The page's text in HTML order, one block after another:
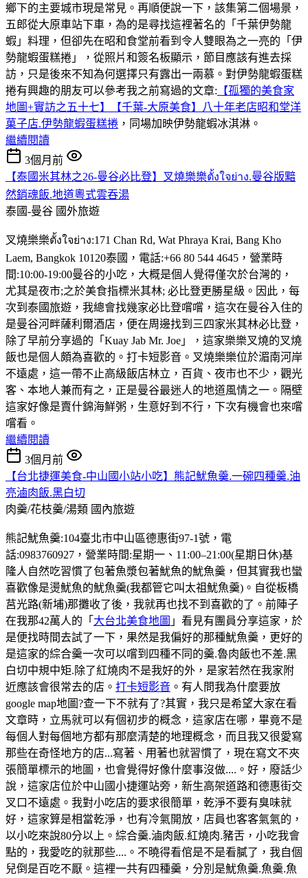
鄉下的主要城市現是常見。再順便說一下，該集第二個場景，
五郎從大原車站下車，為的是尋找這裡著名的「千葉伊勢龍
蝦」料理，但卻先在昭和食堂前看到令人雙眼為之一亮的「伊
勢龍蝦蛋糕捲」，從照片和簽名板顯示，節目應該有進去採
訪，只是後來不知為何選擇只有露出一兩慕。對伊勢龍蝦蛋糕
捲有興趣的朋友可以參考我之前寫過的文章: 【孤獨的美食家
地圖+實訪之五十七】【千葉-大原美食】八十年老店昭和堂洋
菓子店.伊勢龍蝦蛋糕捲 ，同場加映伊勢龍蝦冰淇淋。
繼續閱讀
3個月前
【泰國米其林之26-曼谷必比登】叉燒樂樂ตั้งใจย่าง.曼谷版黯
然銷魂飯.地道粵式雲吞湯
泰國-曼谷 國外旅遊
叉燒樂樂ตั้งใจย่าง:171 Chan Rd, Wat Phraya Krai, Bang Kho
Laem, Bangkok 10120泰國，電話:+66 80 544 4645，營業時
間:10:00-19:00曼谷的小吃，大概是個人覺得僅次於台灣的，
尤其是夜市;之於美食指標米其林; 必比登更勝星級。因此，每
次到泰國旅遊，我總會找幾家必比登嚐嚐，這次在曼谷入住的
是曼谷河畔薩利爾酒店，便在周邊找到三四家米其林必比登，
除了早前分享過的「Kuay Jab Mr. Joe」，這家樂樂叉燒的叉燒
飯也是個人頗為喜歡的。打卡短影音。叉燒樂樂位於湄南河岸
不遠處，這一帶不止高級飯店林立，百貨、夜市也不少，觀光
客、本地人兼而有之，正是曼谷最迷人的地道風情之一。隔壁
這家好像是賣什錦海鮮粥，生意好到不行，下次有機會也來嚐
嚐看。
繼續閱讀
3個月前
【台北捷運美食-中山國小站小吃】熊記魷魚羹.一碗四種羹.油
亮滷肉飯.黑白切
肉羹/花枝羹/湯類 國內旅遊
熊記魷魚羹:104臺北市中山區德惠街97-1號，電
話:0983760927，營業時間:星期一、11:00–21:00(星期日休)基
隆人自然吃習慣了包著魚漿包著魷魚的魷魚羹，但其實我也蠻
喜歡像是燙魷魚的魷魚羹(我都管它叫太祖魷魚羹)。自從板橋
莒光路(新埔)那攤收了後，我就再也找不到喜歡的了。前陣子
在我那42萬人的「 大台北美食地圖 」看見有團員分享這家，於
是便找時間去試了一下，果然是我偏好的那種魷魚羹，更好的
是這家的綜合羹一次可以嚐到四種不同的羹.魯肉飯也不差.黑
白切中規中矩.除了紅燒肉不是我好的外，是家若然在我家附
近應該會很常去的店。 打卡短影音 。有人問我為什麼要放
google map地圖?查一下不就有了?其實，我只是希望大家在看
文章時，立馬就可以有個初步的概念，這家店在哪，畢竟不是
每個人對每個地方都有那麼清楚的地理概念，而且我又很愛寫
那些在奇怪地方的店...寫著、用著也就習慣了，現在寫文不夾
張簡單標示的地圖，也會覺得好像什麼事沒做....。好，廢話少
說，這家店位於中山國小捷運站旁，新生高架道路和德惠街交
叉口不遠處。我對小吃店的要求很簡單，乾淨不要有臭味就
好，這家算是相當乾淨，也有冷氣開放，店員也客客氣氣的，
以小吃來說80分以上。綜合羹.滷肉飯.紅燒肉.豬舌，小吃我會
點的，我愛吃的就那些....。不曉得看倌是不是看膩了，我自個
兒倒是百吃不厭。這裡一共有四種羹，分別是魷魚羹.魚羹.魚